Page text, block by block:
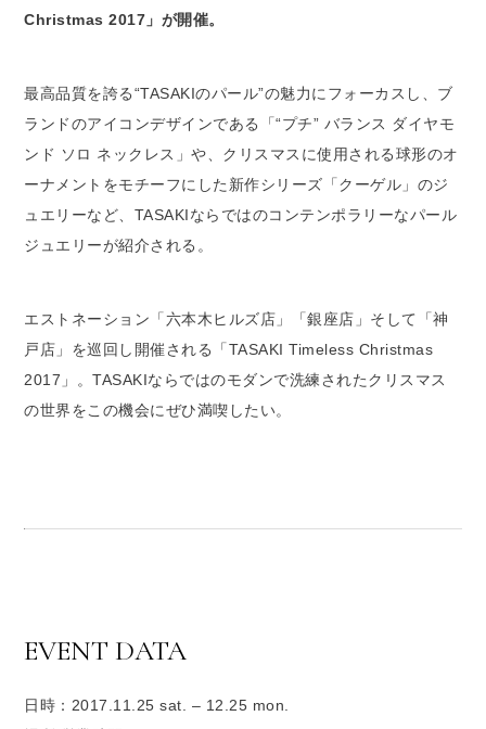
Christmas 2017」が開催。
最高品質を誇る“TASAKIのパール”の魅力にフォーカスし、ブ
ランドのアイコンデザインである「“プチ” バランス ダイヤモ
ンド ソロ ネックレス」や、クリスマスに使用される球形のオ
ーナメントをモチーフにした新作シリーズ「クーゲル」のジ
ュエリーなど、TASAKIならではのコンテンポラリーなパール
ジュエリーが紹介される。
エストネーション「六本木ヒルズ店」「銀座店」そして「神
戸店」を巡回し開催される「TASAKI Timeless Christmas
2017」。TASAKIならではのモダンで洗練されたクリスマス
の世界をこの機会にぜひ満喫したい。
EVENT DATA
日時：2017.11.25 sat. – 12.25 mon.